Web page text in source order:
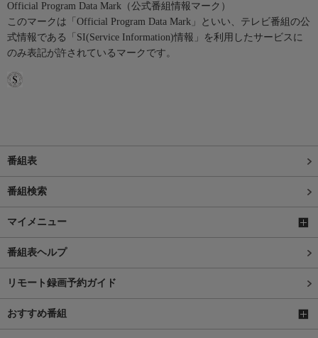
Official Program Data Mark（公式番組情報マーク）
このマークは「Official Program Data Mark」といい、テレビ番組の公
式情報である「SI(Service Information)情報」を利用したサービスに
のみ表記が許されているマークです。
番組表
番組検索
マイメニュー
番組表ヘルプ
リモート録画予約ガイド
おすすめ番組